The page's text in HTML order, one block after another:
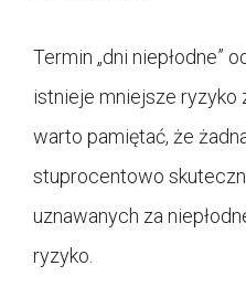
Termin „dni niepłodne”
istnieje mniejsze ryzyko
warto pamiętać, że
stuprocentowo
uznawanych za
ryzyko.